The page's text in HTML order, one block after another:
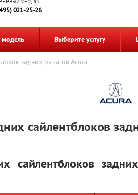
021-25-26
модель Выберите услугу
задних рычагов Acura
сайлентблоков
сайлентблоков